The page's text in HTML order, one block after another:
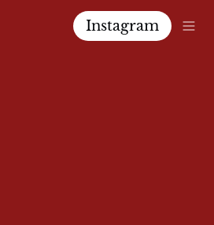
Instagram